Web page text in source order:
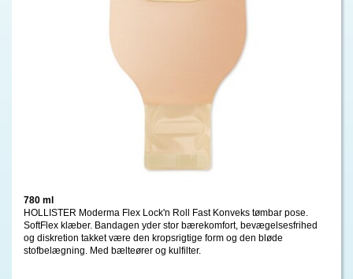
780 ml
HOLLISTER Moderma Flex Lock'n Roll Fast Konveks tømbar pose.
SoftFlex klæber. Bandagen yder stor bærekomfort, bevægelsesfrihed
og diskretion takket være den kropsrigtige form og den bløde
stofbelægning. Med bælteører og kulfilter.